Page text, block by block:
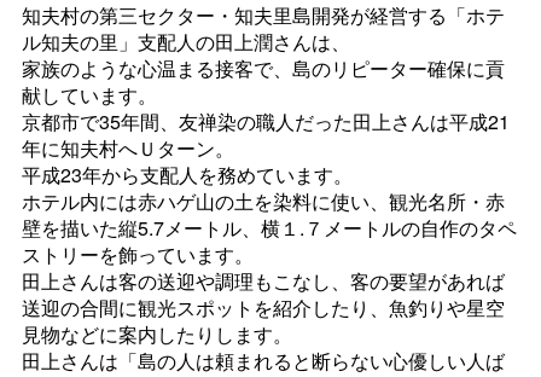
知夫村の第三セクター・知夫里島開発が経営する「ホテ
ル知夫の里」支配人の田上潤さんは、
家族のような心温まる接客で、島のリピーター確保に貢
献しています。
京都市で35年間、友禅染の職人だった田上さんは平成21
年に知夫村へＵターン。
平成23年から支配人を務めています。
ホテル内には赤ハゲ山の土を染料に使い、観光名所・赤
壁を描いた縦5.7メートル、横１.７メートルの自作のタペ
ストリーを飾っています。
田上さんは客の送迎や調理もこなし、客の要望があれば
送迎の合間に観光スポットを紹介したり、魚釣りや星空
見物などに案内したりします。
田上さんは「島の人は頼まれると断らない心優しい人ば